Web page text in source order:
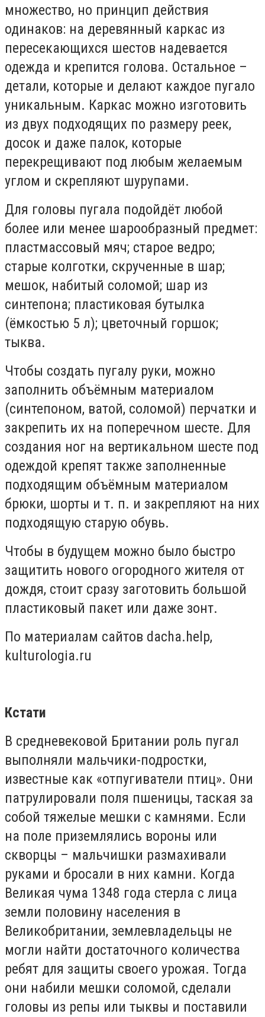
множество, но принцип действия
одинаков: на деревянный каркас из
пересекающихся шестов надевается
одежда и крепится голова. Остальное –
детали, которые и делают каждое пугало
уникальным. Каркас можно изготовить
из двух подходящих по размеру реек,
досок и даже палок, которые
перекрещивают под любым желаемым
углом и скрепляют шурупами.
Для головы пугала подойдёт любой
более или менее шарообразный предмет:
пластмассовый мяч; старое ведро;
старые колготки, скрученные в шар;
мешок, набитый соломой; шар из
синтепона; пластиковая бутылка
(ёмкостью 5 л); цветочный горшок;
тыква.
Чтобы создать пугалу руки, можно
заполнить объёмным материалом
(синтепоном, ватой, соломой) перчатки и
закрепить их на поперечном шесте. Для
создания ног на вертикальном шесте под
одеждой крепят также заполненные
подходящим объёмным материалом
брюки, шорты и т. п. и закрепляют на них
подходящую старую обувь.
Чтобы в будущем можно было быстро
защитить нового огородного жителя от
дождя, стоит сразу заготовить большой
пластиковый пакет или даже зонт.
По материалам сайтов dacha.help,
kulturologia.ru
Кстати
В средневековой Британии роль пугал
выполняли мальчики-подростки,
известные как «отпугиватели птиц». Они
патрулировали поля пшеницы, таская за
собой тяжелые мешки с камнями. Если
на поле приземлялись вороны или
скворцы – мальчишки размахивали
руками и бросали в них камни. Когда
Великая чума 1348 года стерла с лица
земли половину населения в
Великобритании, землевладельцы не
могли найти достаточного количества
ребят для защиты своего урожая. Тогда
они набили мешки соломой, сделали
головы из репы или тыквы и поставили